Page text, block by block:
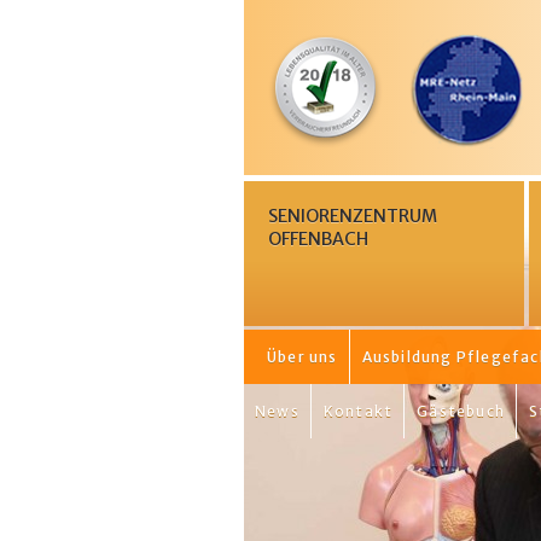
SENIORENZENTRUM
OFFENBACH
Über uns Ausbildung
News Kontakt Gästebuch